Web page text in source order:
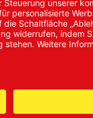
© 2024 Promed
Rechte vorbehalten
* Alle Preise zzgl.